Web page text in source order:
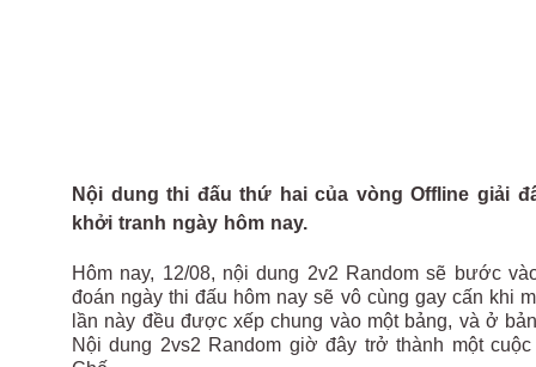
Nội dung thi đấu thứ hai của vòng Offline giải
khởi tranh ngày hôm nay.
Hôm nay, 12/08, nội dung 2v2 Random sẽ bước
đoán ngày thi đấu hôm nay sẽ vô cùng gay cấn khi
lần này đều được xếp chung vào một bảng, và ở
Nội dung 2vs2 Random giờ đây trở thành một